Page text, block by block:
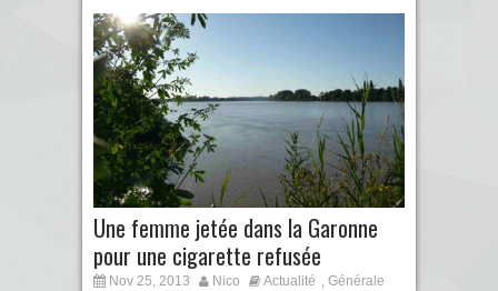
Une femme jetée dans la Garonne
pour une cigarette refusée
Nov 25, 2013 Nico Actualité Générale